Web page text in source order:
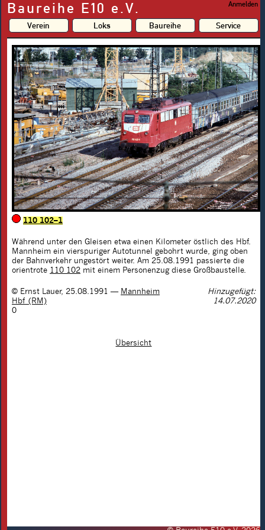
Baureihe E10 e.V. Anmelden
Verein Loks Baureihe Service
110 102–1
Während unter den Gleisen etwa einen Kilometer östlich des Hbf.
Mannheim ein vierspuriger Autotunnel gebohrt wurde, ging oben
der Bahnverkehr ungestört weiter. Am 25.08.1991 passierte die
orientrote 110 102 mit einem Personenzug diese Großbaustelle.
© Ernst Lauer, 25.08.1991 — Mannheim
Hbf (RM)
Hinzugefügt:
14.07.2020
0
Übersicht